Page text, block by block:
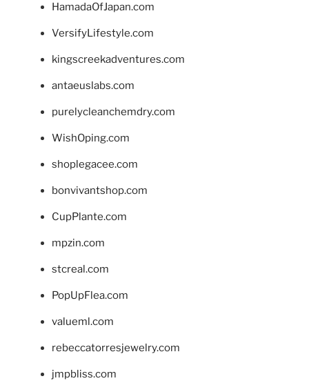
HamadaOfJapan.com
VersifyLifestyle.com
kingscreekadventures.com
antaeuslabs.com
purelycleanchemdry.com
WishOping.com
shoplegacee.com
bonvivantshop.com
CupPlante.com
mpzin.com
stcreal.com
PopUpFlea.com
valueml.com
rebeccatorresjewelry.com
jmpbliss.com